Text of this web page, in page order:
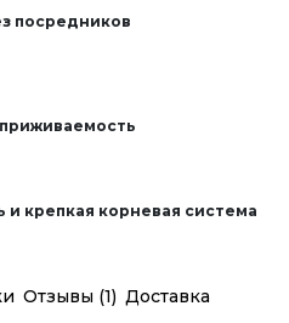
посредников
и крепкая корневая система
Отзывы (1) Доставка